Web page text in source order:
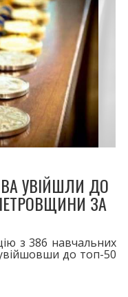
УВІЙШЛИ ДО
ЗА
з 386 навчальних
до топ-50